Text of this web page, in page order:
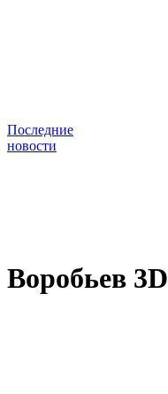
Последние
новости
Воробьев 3D